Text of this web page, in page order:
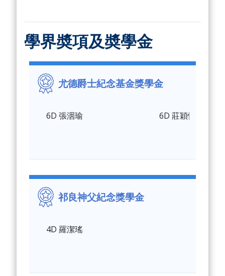
學界奬項及奬學金
尤德爵士紀念基金獎學金
6D 張洇瑜 6D 莊穎怡
祁良神父紀念獎學金
4D 羅潔瑤